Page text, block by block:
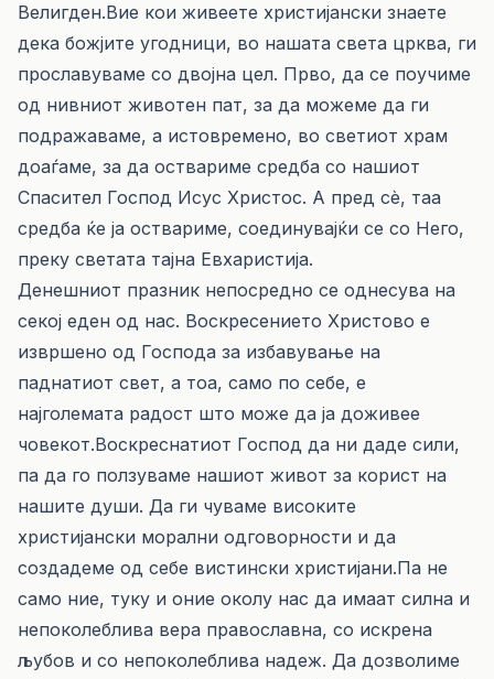
Велигден.Вие кои живеете христијански знаете
дека божјите угодници, во нашата света црква, ги
прославуваме со двојна цел. Прво, да се поучиме
од нивниот животен пат, за да можеме да ги
подражаваме, а истовремено, во светиот храм
доаѓаме, за да оствариме средба со нашиот
Спасител Господ Исус Христос. А пред сè, таа
средба ќе ја оствариме, соединувајќи се со Него,
преку светата тајна Евхаристија.
Денешниот празник непосредно се однесува на
секој еден од нас. Воскресението Христово е
извршено од Господа за избавување на
паднатиот свет, а тоа, само по себе, е
најголемата радост што може да ја доживее
човекот.Воскреснатиот Господ да ни даде сили,
па да го ползуваме нашиот живот за корист на
нашите души. Да ги чуваме високите
христијански морални одговорности и да
создадеме од себе вистински христијани.Па не
само ние, туку и оние околу нас да имаат силна и
непоколеблива вера православна, со искрена
љубов и со непоколеблива надеж. Да дозволиме